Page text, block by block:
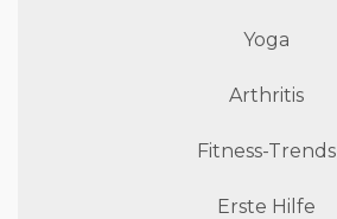
Yoga
Arthritis
Fitness-Trends
Erste Hilfe